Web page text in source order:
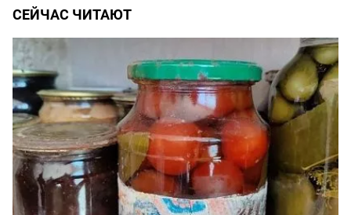
СЕЙЧАС ЧИТАЮТ